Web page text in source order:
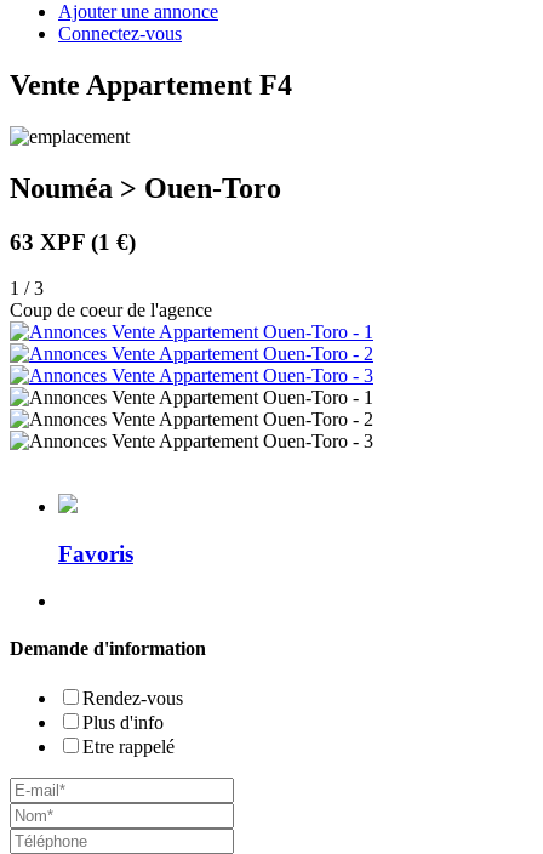
Ajouter une annonce
Connectez-vous
Vente Appartement F4
Nouméa > Ouen-Toro
63 XPF (1 €)
1 / 3
Coup de coeur de l'agence
Favoris
Demande d'information
Rendez-vous
Plus d'info
Etre rappelé